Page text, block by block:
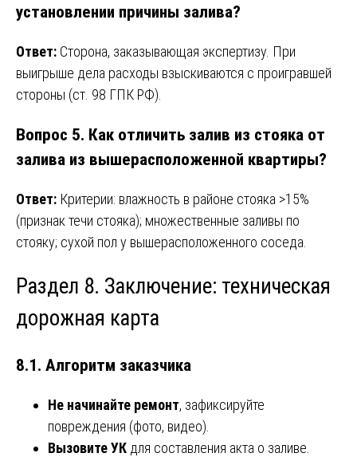
установлении причины залива?
Ответ: Сторона, заказывающая экспертизу. При
выигрыше дела расходы взыскиваются с проигравшей
стороны (ст. 98 ГПК РФ).
Вопрос 5. Как отличить залив из стояка от
залива из вышерасположенной квартиры?
Ответ: Критерии: влажность в районе стояка >15%
(признак течи стояка); множественные заливы по
стояку; сухой пол у вышерасположенного соседа.
Раздел 8. Заключение: техническая
дорожная карта
8.1. Алгоритм заказчика
Не начинайте ремонт, зафиксируйте
повреждения (фото, видео).
Вызовите УК для составления акта о заливе.